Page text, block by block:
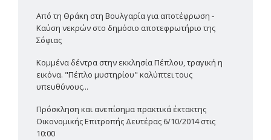
Από τη Θράκη στη Βουλγαρία για αποτέφρωση -
Καύση νεκρών στο δημόσιο αποτεφρωτήριο της
Σόφιας
Κομμένα δέντρα στην εκκλησία Πέπλου, τραγική η
εικόνα. "Πέπλο μυστηρίου" καλύπτει τους
υπευθύνους...
Πρόσκληση και ανεπίσημα πρακτικά έκτακτης
Οικονομικής Επιτροπής Δευτέρας 6/10/2014 στις
10:00